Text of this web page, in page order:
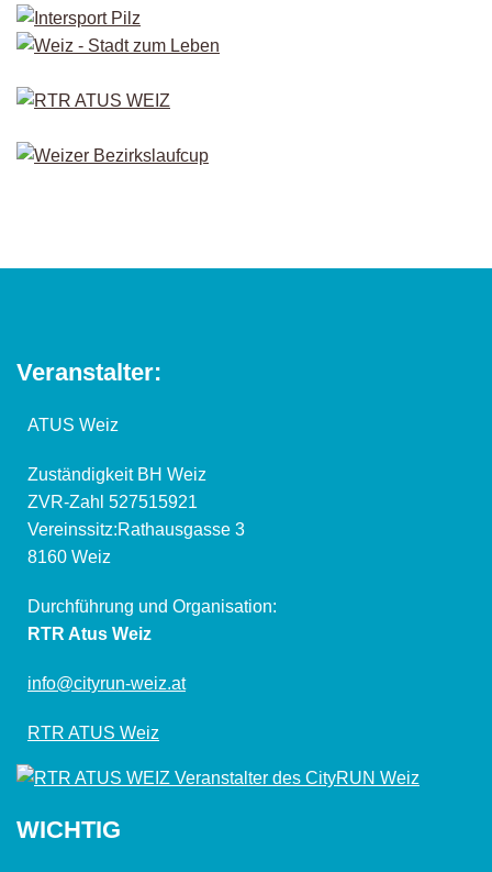
Veranstalter:
ATUS Weiz
Zuständigkeit BH Weiz
ZVR-Zahl 527515921
Vereinssitz:Rathausgasse 3
8160 Weiz
Durchführung und Organisation:
RTR Atus Weiz
info@cityrun-weiz.at
RTR ATUS Weiz
WICHTIG